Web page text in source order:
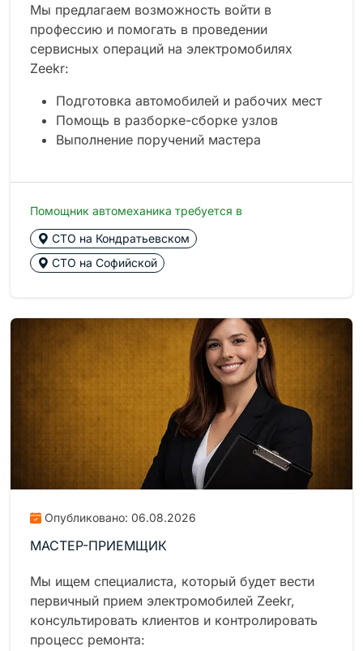
Мы предлагаем возможность войти в
профессию и помогать в проведении
сервисных операций на электромобилях
Zeekr:
Подготовка автомобилей и рабочих мест
Помощь в разборке-сборке узлов
Выполнение поручений мастера
Помощник автомеханика требуется в
СТО на Кондратьевском
СТО на Софийской
Опубликовано: 06.08.2026
МАСТЕР-ПРИЕМЩИК
Мы ищем специалиста, который будет вести
первичный прием электромобилей Zeekr,
консультировать клиентов и контролировать
процесс ремонта: